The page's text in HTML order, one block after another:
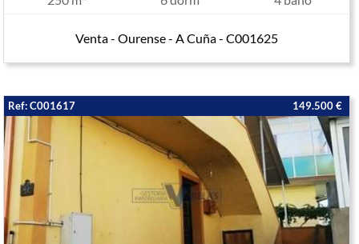
Venta - Ourense - A Cuña - C001625
Ref: C001617 149.500 €